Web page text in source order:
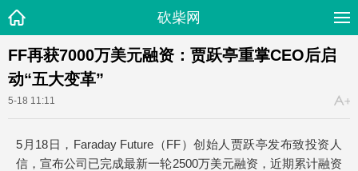
砍柴网
FF再获7000万美元融资：贾跃亭重掌CEO后启
动“五大变革”
5-18 11:11
5月18日，Faraday Future（FF）创始人贾跃亭发布致投资人
信，宣布公司已完成最新一轮2500万美元融资，近期累计融资